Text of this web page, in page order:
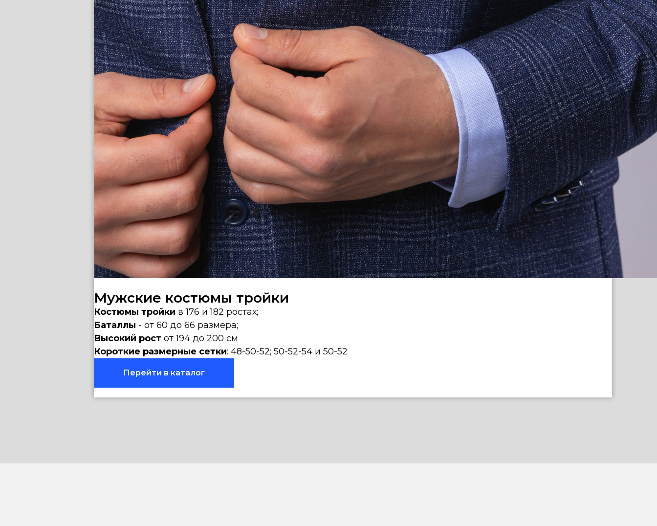
Мужские костюмы тройки
Костюмы тройки в 176 и 182 ростах;
Баталлы - от 60 до 66 размера;
Высокий рост от 194 до 200 см
Короткие размерные сетки: 48-50-52; 50-52-54 и 50-52
Перейти в каталог